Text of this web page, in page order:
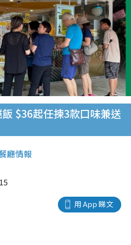
$36起任揀3款口味兼送
廳情報
用 App 睇文